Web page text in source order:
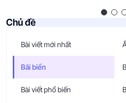
Chủ đề
Bài viết mới nhất
Bãi biển
Bài viết phổ biến